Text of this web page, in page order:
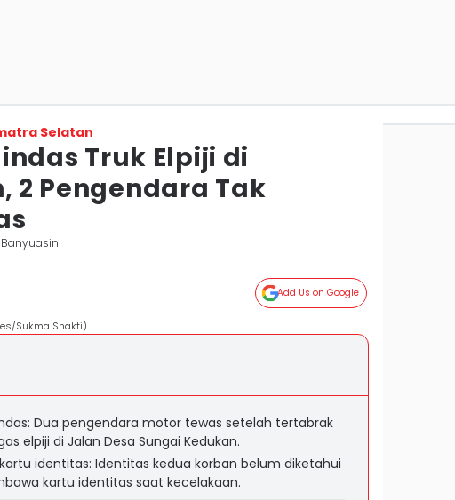
Selatan
Truk Elpiji di
2 Pengendara Tak
Banyuasin
Add Us on Google
Sukma Shakti)
Dua pengendara motor tewas setelah tertabrak
elpiji di Jalan Desa Sungai Kedukan.
identitas: Identitas kedua korban belum diketahui
kartu identitas saat kecelakaan.